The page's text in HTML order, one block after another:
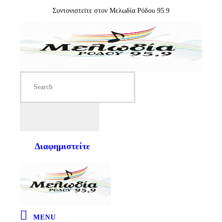
Συντονιστείτε στον Μελωδία Ρόδου 95.9
Διαφημιστείτε
MENU